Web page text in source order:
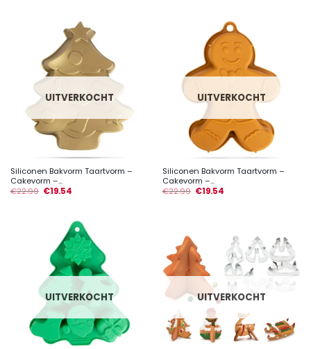
UITVERKOCHT
Siliconen Bakvorm Taartvorm –
Cakevorm –...
€22.99 €19.54
UITVERKOCHT
Siliconen Bakvorm Taartvorm –
Cakevorm –...
€22.99 €19.54
UITVERKOCHT UITVERKOCHT